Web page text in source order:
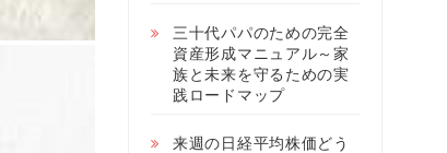
三十代パパのための完全
資産形成マニュアル～家
族と未来を守るための実
践ロードマップ
来週の日経平均株価どう